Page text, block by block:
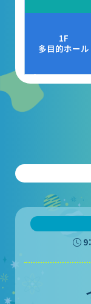
大村賞
科学館で
実験・展
インフォメ
科学館ボラ
職場体験
博物館実習
1F
多目的ホール
9